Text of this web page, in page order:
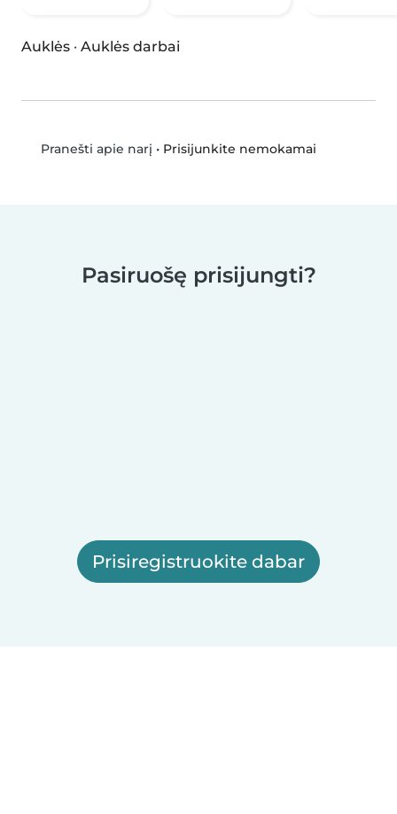
Auklės · Auklės darbai
Pranešti apie narį • Prisijunkite nemokamai
Pasiruošę prisijungti?
Prisiregistruokite dabar